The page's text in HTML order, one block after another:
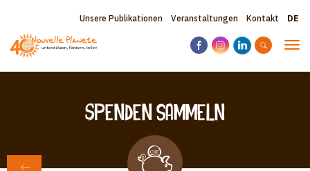
Inhalt
Topbar
menu
Unsere Publikationen Veranstaltungen Kontakt
Spenden sammeln